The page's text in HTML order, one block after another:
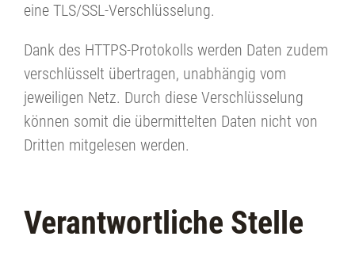
eine TLS/SSL-Verschlüsselung.
Dank des HTTPS-Protokolls werden Daten zudem
verschlüsselt übertragen, unabhängig vom
jeweiligen Netz. Durch diese Verschlüsselung
können somit die übermittelten Daten nicht von
Dritten mitgelesen werden.
Verantwortliche Stelle